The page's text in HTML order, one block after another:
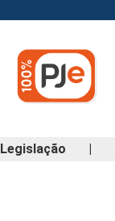
Legislação |